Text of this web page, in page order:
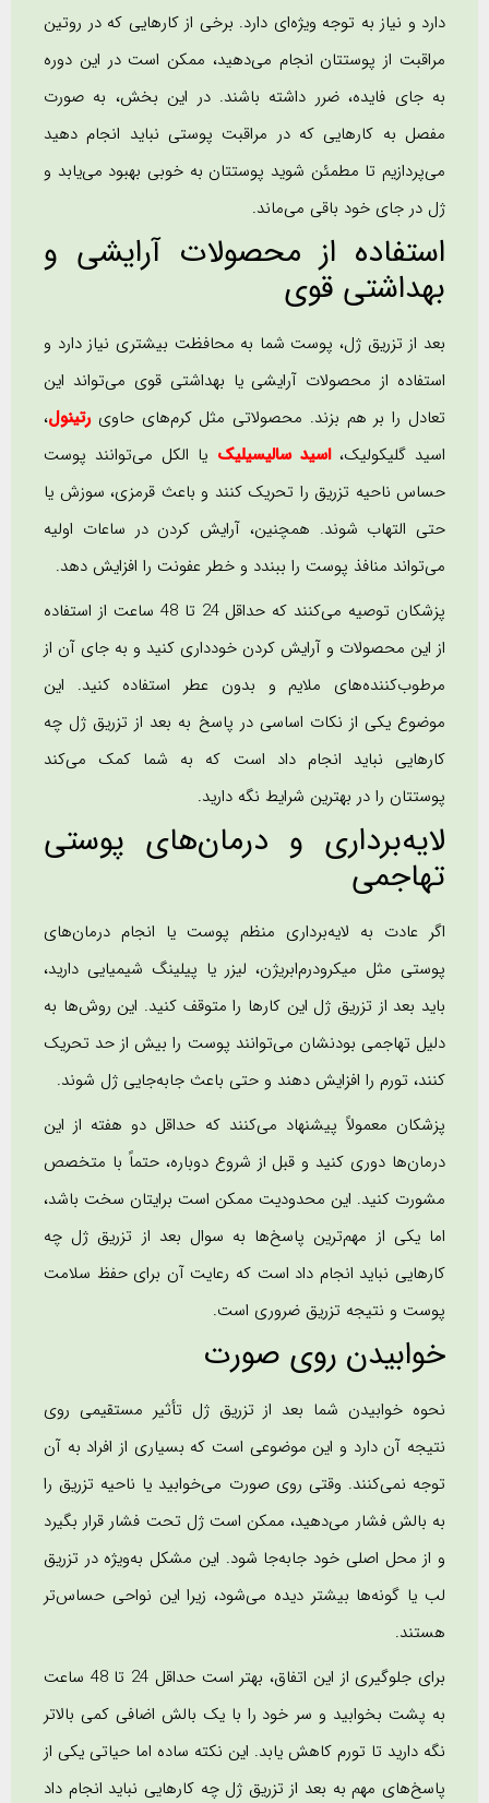
دارد و نیاز به توجه ویژه‌ای دارد. برخی از کارهایی که در روتین
مراقبت از پوستتان انجام می‌دهید، ممکن است در این دوره
به جای فایده، ضرر داشته باشند. در این بخش، به صورت
مفصل به کارهایی که در مراقبت پوستی نباید انجام دهید
می‌پردازیم تا مطمئن شوید پوستتان به خوبی بهبود می‌یابد و
ژل در جای خود باقی می‌ماند.
استفاده از محصولات آرایشی و
بهداشتی قوی
بعد از تزریق ژل، پوست شما به محافظت بیشتری نیاز دارد و
استفاده از محصولات آرایشی یا بهداشتی قوی می‌تواند این
تعادل را بر هم بزند. محصولاتی مثل کرم‌های حاوی رتینول،
اسید گلیکولیک،اسید سالیسیلیکیا الکل می‌توانند پوست
حساس ناحیه تزریق را تحریک کنند و باعث قرمزی، سوزش یا
حتی التهاب شوند. همچنین، آرایش کردن در ساعات اولیه
می‌تواند منافذ پوست را ببندد و خطر عفونت را افزایش دهد.
پزشکان توصیه می‌کنند که حداقل 24 تا 48 ساعت از استفاده
از این محصولات و آرایش کردن خودداری کنید و به جای آن از
مرطوب‌کننده‌های ملایم و بدون عطر استفاده کنید. این
موضوع یکی از نکات اساسی در پاسخ به بعد از تزریق ژل چه
کارهایی نباید انجام داد است که به شما کمک می‌کند
پوستتان را در بهترین شرایط نگه دارید.
لایه‌برداری و درمان‌های پوستی
تهاجمی
اگر عادت به لایه‌برداری منظم پوست یا انجام درمان‌های
پوستی مثل میکرودرم‌ابریژن، لیزر یا پیلینگ شیمیایی دارید،
باید بعد از تزریق ژل این کارها را متوقف کنید. این روش‌ها به
دلیل تهاجمی بودنشان می‌توانند پوست را بیش از حد تحریک
کنند، تورم را افزایش دهند و حتی باعث جابه‌جایی ژل شوند.
پزشکان معمولاً پیشنهاد می‌کنند که حداقل دو هفته از این
درمان‌ها دوری کنید و قبل از شروع دوباره، حتماً با متخصص
مشورت کنید. این محدودیت ممکن است برایتان سخت باشد،
اما یکی از مهم‌ترین پاسخ‌ها به سوال بعد از تزریق ژل چه
کارهایی نباید انجام داد است که رعایت آن برای حفظ سلامت
پوست و نتیجه تزریق ضروری است.
خوابیدن روی صورت
نحوه خوابیدن شما بعد از تزریق ژل تأثیر مستقیمی روی
نتیجه آن دارد و این موضوعی است که بسیاری از افراد به آن
توجه نمی‌کنند. وقتی روی صورت می‌خوابید یا ناحیه تزریق را
به بالش فشار می‌دهید، ممکن است ژل تحت فشار قرار بگیرد
و از محل اصلی خود جابه‌جا شود. این مشکل به‌ویژه در تزریق
لب یا گونه‌ها بیشتر دیده می‌شود، زیرا این نواحی حساس‌تر
هستند.
برای جلوگیری از این اتفاق، بهتر است حداقل 24 تا 48 ساعت
به پشت بخوابید و سر خود را با یک بالش اضافی کمی بالاتر
نگه دارید تا تورم کاهش یابد. این نکته ساده اما حیاتی یکی از
پاسخ‌های مهم به بعد از تزریق ژل چه کارهایی نباید انجام داد